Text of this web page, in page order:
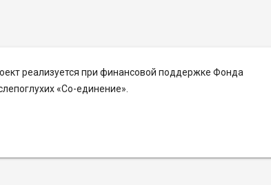
реализуется при финансовой поддержке Фонда
«Со-единение».